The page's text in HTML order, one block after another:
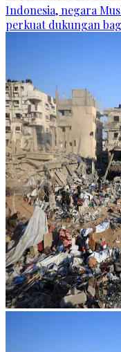
Indonesia, negara
perkuat dukungan